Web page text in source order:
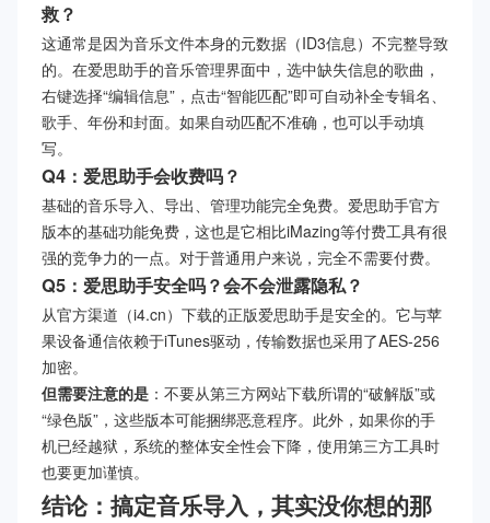
救？
这通常是因为音乐文件本身的元数据（ID3信息）不完整导致
的。在爱思助手的音乐管理界面中，选中缺失信息的歌曲，
右键选择“编辑信息”，点击“智能匹配”即可自动补全专辑名、
歌手、年份和封面。如果自动匹配不准确，也可以手动填
写。
Q4：爱思助手会收费吗？
基础的音乐导入、导出、管理功能完全免费。爱思助手官方
版本的基础功能免费，这也是它相比iMazing等付费工具有很
强的竞争力的一点。对于普通用户来说，完全不需要付费。
Q5：爱思助手安全吗？会不会泄露隐私？
从官方渠道（i4.cn）下载的正版爱思助手是安全的。它与苹
果设备通信依赖于iTunes驱动，传输数据也采用了AES-256
加密。
但需要注意的是 ：不要从第三方网站下载所谓的“破解版”或
“绿色版”，这些版本可能捆绑恶意程序。此外，如果你的手
机已经越狱，系统的整体安全性会下降，使用第三方工具时
也要更加谨慎。
结论：搞定音乐导入，其实没你想的那